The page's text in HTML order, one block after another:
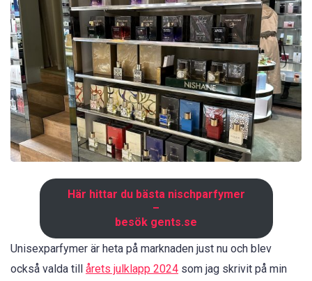
Här hittar du bästa nischparfymer
–
besök gents.se
Unisexparfymer är heta på marknaden just nu och blev
också valda till årets julklapp 2024 som jag skrivit på min